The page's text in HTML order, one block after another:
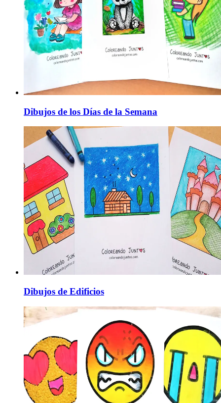
Dibujos de los Días de la Semana
Dibujos de Edificios